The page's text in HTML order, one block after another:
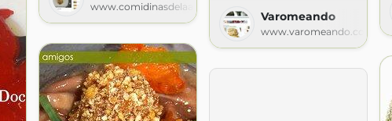
www.comidinasdelaabuela.com
Varomeando
www.varomeando.com